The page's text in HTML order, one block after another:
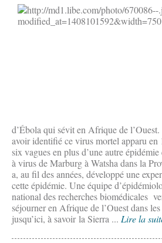
d’Ébola qui sévit en Afrique de
avoir identifié ce virus mortel apparu en
six vagues en plus d’une autre
à virus de Marburg à Watsha dans la
a, au fil des années, développé une
cette épidémie. Une équipe
national des recherches biomédicales
séjourner en Afrique de l’Ouest dans
jusqu’ici, à savoir la Sierra ... Lire la